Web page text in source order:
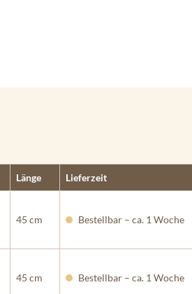
Länge Lieferzeit
45 cm Bestellbar – ca. 1 Woche
45 cm Bestellbar – ca. 1 Woche